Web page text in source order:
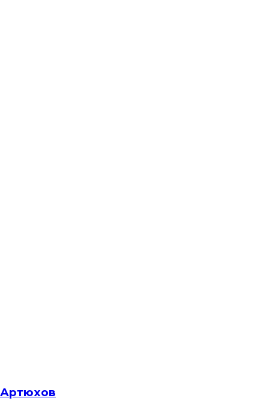
Артюхов